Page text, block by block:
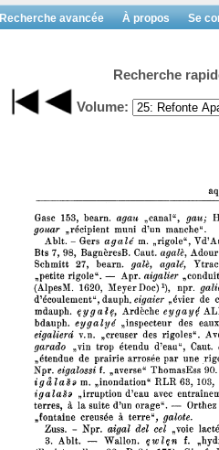
Recherche avancée À propos Se
Recherche
Volume: